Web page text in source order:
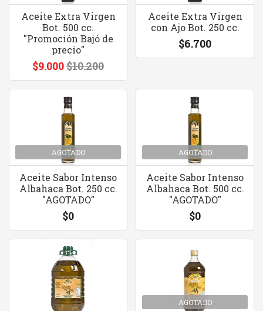
Aceite Extra Virgen
Bot. 500 cc.
"Promoción Bajó de
precio"
$9.000$10.200
Aceite Extra Virgen
con Ajo Bot. 250 cc.
$6.700
AGOTADO
Aceite Sabor Intenso
Albahaca Bot. 250 cc.
"AGOTADO"
$0
AGOTADO
Aceite Sabor Intenso
Albahaca Bot. 500 cc.
"AGOTADO"
$0
AGOTADO